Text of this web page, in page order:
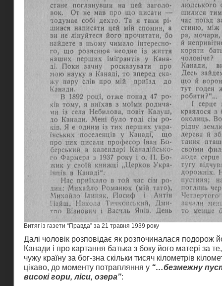
Витяг із газети “Правда” за 21 травня 1939 року
Далі чоловік розповідає як розпочиналася подорож
Канади і про картання батька з боку його матері за
чужу країну за бог-зна скільки тисяч кілометрів
цікаво, до моменту потрапляння у “…безмежну
високі гори, ліси, озера”: